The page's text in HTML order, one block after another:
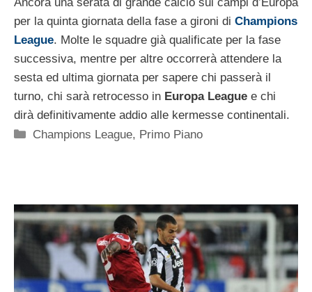
per la quinta giornata della fase a gironi di Champions
League. Molte le squadre già qualificate per la fase
successiva, mentre per altre occorrerà attendere la
sesta ed ultima giornata per sapere chi passerà il
turno, chi sarà retrocesso in Europa League e chi
dirà definitivamente addio alle kermesse continentali.
Categorie
Champions League, Primo Piano